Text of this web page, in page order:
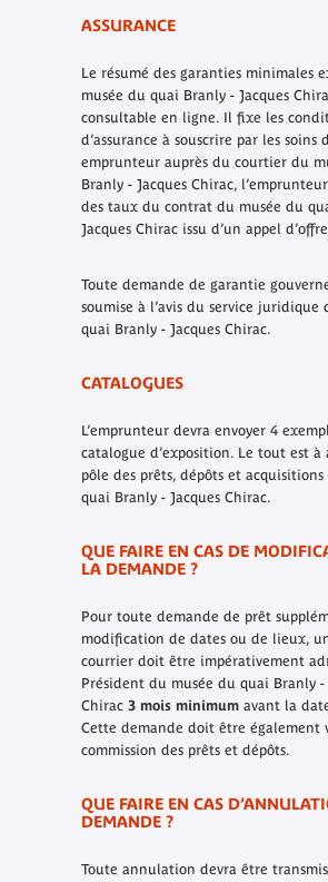
ASSURANCE
Le résumé des garanties minimales
musée du quai Branly - Jacques
consultable en ligne. Il fixe les
d’assurance à souscrire par les soins
emprunteur auprès du courtier du
Branly - Jacques Chirac,
des taux du contrat du musée du
Jacques Chirac issu d’un appel
Toute demande de garantie
soumise à l’avis du service juridique
quai Branly - Jacques Chirac.
CATALOGUES
L’emprunteur devra envoyer 4
catalogue d’exposition. Le tout est à
pôle des prêts, dépôts et
quai Branly - Jacques Chirac.
QUE FAIRE EN CAS DE
LA DEMANDE ?
Pour toute demande de prêt
modification de dates ou de lieux,
courrier doit être impérativement
Président du musée du quai Branly -
Chirac 3 mois minimumavant la
Cette demande doit être également
commission des prêts et dépôts.
QUE FAIRE EN CAS
DEMANDE ?
Toute annulation devra être